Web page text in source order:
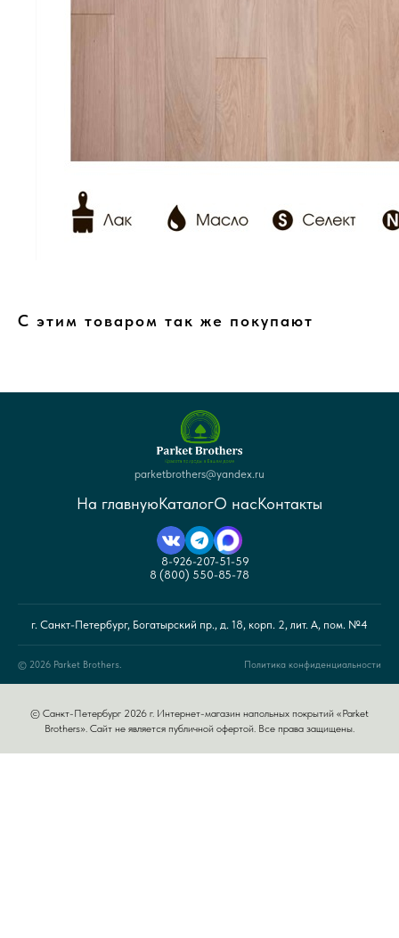
С этим товаром так же покупают
parketbrothers@yandex.ru
На главнуюКаталогО насКонтакты
8-926-207-51-59
8 (800) 550-85-78
г. Санкт-Петербург, Богатырский пр., д. 18, корп. 2, лит. А, пом. №4
© 2026 Parket Brothers. Политика конфиденциальности
© Санкт-Петербург 2026 г. Интернет-магазин напольных покрытий «Parket
Brothers». Сайт не является публичной офертой. Все права защищены.